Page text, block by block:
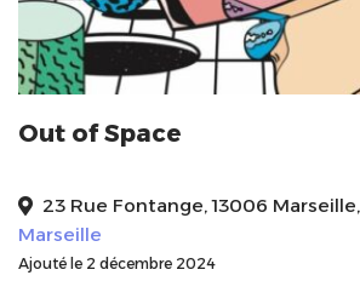
Out of Space
23 Rue Fontange, 13006
Marseille
Ajouté le 2 décembre 2024